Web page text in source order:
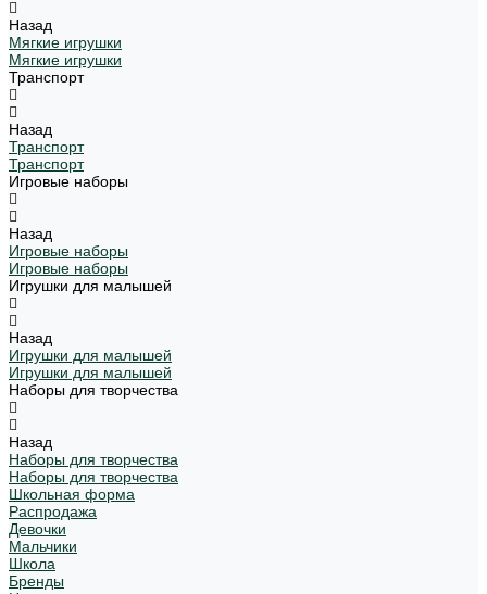
Назад
Мягкие игрушки
Мягкие игрушки
Транспорт
Назад
Транспорт
Транспорт
Игровые наборы
Назад
Игровые наборы
Игровые наборы
Игрушки для малышей
Назад
Игрушки для малышей
Игрушки для малышей
Наборы для творчества
Назад
Наборы для творчества
Наборы для творчества
Школьная форма
Распродажа
Девочки
Мальчики
Школа
Бренды